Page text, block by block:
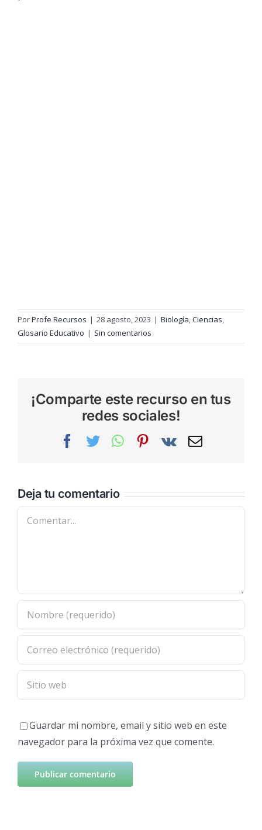
PorProfe Recursos | 28 agosto, 2023 | Biología,Ciencias,
Glosario Educativo | Sin comentarios
¡Comparte este recurso en tus
redes sociales!
Facebook
TwitterWhatsAppPinterest
Vk
Correo
Deja tu comentario
Comentar
Guardar mi nombre, email y sitio web en este
navegador para la próxima vez que comente.